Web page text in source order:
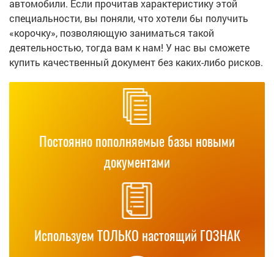
автомобили. Если прочитав характеристику этой
специальности, вы поняли, что хотели бы получить
«корочку», позволяющую заниматься такой
деятельностью, тогда вам к нам! У нас вы сможете
купить качественный документ без каких-либо рисков.
Постоянно пополняемые базы новыми
документами
Используем ТОЛЬКО настоящий ГОЗНАК